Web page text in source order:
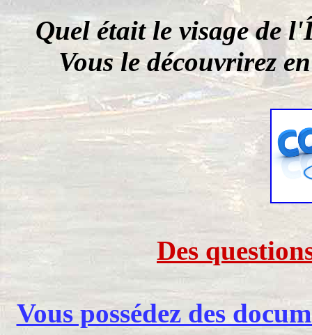
Quel était le visage de
Vous le découvrirez
Des
Vous possédez des